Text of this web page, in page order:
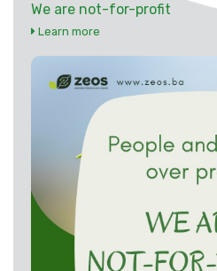
We are not-for-profit
Learn more